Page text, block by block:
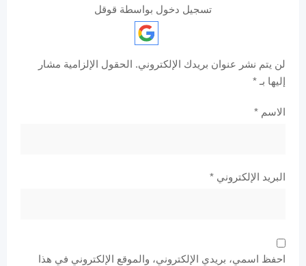
تسجيل دخول بواسطة قوقل
لن يتم نشر عنوان بريدك الإلكتروني. الحقول الإلزامية مشار
إليها بـ *
الاسم *
البريد الإلكتروني *
احفظ اسمي، بريدي الإلكتروني، والموقع الإلكتروني في هذا